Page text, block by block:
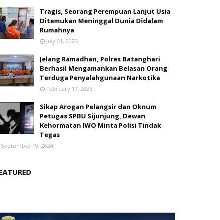
Tragis, Seorang Perempuan Lanjut Usia
Ditemukan Meninggal Dunia Didalam
Rumahnya
July 01, 2025
Jelang Ramadhan, Polres Batanghari
Berhasil Mengamankan Belasan Orang
Terduga Penyalahgunaan Narkotika
February 17, 2025
Sikap Arogan Pelangsir dan Oknum
Petugas SPBU Sijunjung, Dewan
Kehormatan IWO Minta Polisi Tindak
Tegas
September 19, 2024